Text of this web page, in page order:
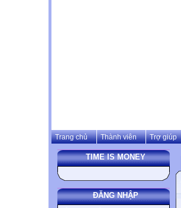
Trang chủ Thành viên Trợ giúp
TIME IS MONEY
ĐĂNG NHẬP